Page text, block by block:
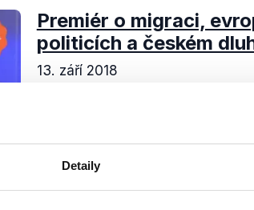
Detaily
Premiér o migraci,
politicích a českém
13. září 2018
evropskými politiky. Neopomněl